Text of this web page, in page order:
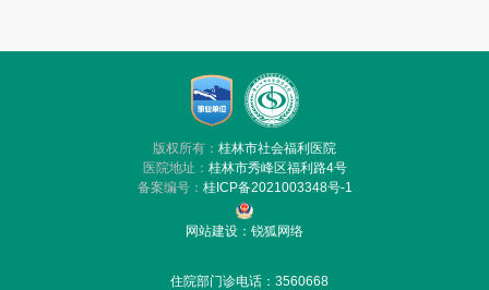
版权所有： 桂林市社会福利医院
医院地址： 桂林市秀峰区福利路4号
备案编号： 桂ICP备2021003348号-1
网站建设 ： 锐狐网络
住院部门诊电话：3560668